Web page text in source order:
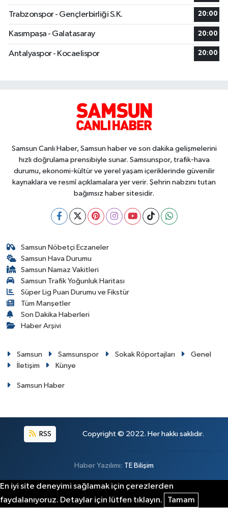
Trabzonspor - Gençlerbirliği S.K. 20:00
Kasımpaşa - Galatasaray 20:00
Antalyaspor - Kocaelispor 20:00
Samsun Canlı Haber, Samsun haber ve son dakika gelişmelerini
hızlı doğrulama prensibiyle sunar. Samsunspor, trafik-hava
durumu, ekonomi-kültür ve yerel yaşam içeriklerinde güvenilir
kaynaklara ve resmî açıklamalara yer verir. Şehrin nabzını tutan
bağımsız haber sitesidir.
Samsun Nöbetçi Eczaneler
Samsun Hava Durumu
Samsun Namaz Vakitleri
Samsun Trafik Yoğunluk Haritası
Süper Lig Puan Durumu ve Fikstür
Tüm Manşetler
Son Dakika Haberleri
Haber Arşivi
Samsun Samsunspor Sokak Röportajları
Genel
İletişim
Künye
Samsun Haber
RSS Copyright © 2022. Her hakkı saklıdır.
Haber Yazılımı: TE Bilişim
En iyi site deneyimi sağlamak için çerezlerden
faydalanıyoruz. Detaylar için lütfen tıklayın.
Tamam